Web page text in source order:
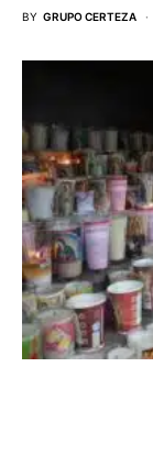
BY GRUPO CERTEZA